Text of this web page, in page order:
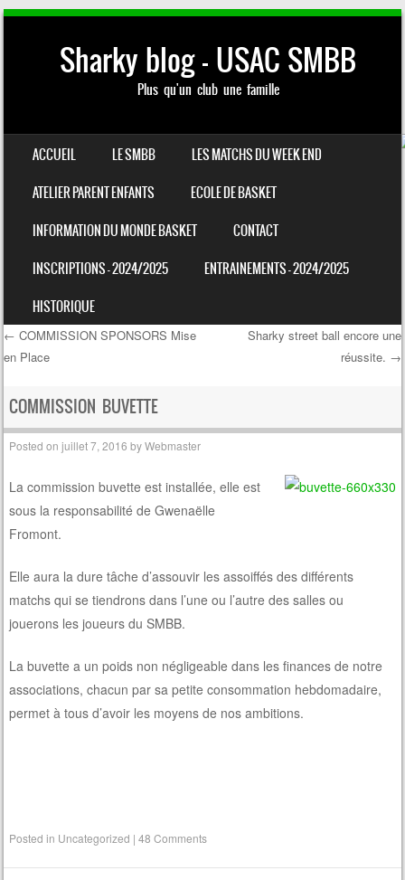
Sharky blog – USAC SMBB
Plus qu'un club une famille
MENU
SKIP TO CONTENT
ACCUEIL LE SMBB
LES MATCHS DU WEEK END
ATELIER PARENT ENFANTS
ECOLE DE BASKET
INFORMATION DU MONDE BASKET
CONTACT
INSCRIPTIONS – 2024/2025
ENTRAINEMENTS – 2024/2025
HISTORIQUE
Post navigation
← COMMISSION SPONSORS Mise
en Place
Sharky street ball encore une
réussite. →
COMMISSION BUVETTE
Posted onjuillet 7, 2016 byWebmaster
La commission buvette est installée, elle est
sous la responsabilité de Gwenaëlle
Fromont.
Elle aura la dure tâche d’assouvir les assoiffés des différents
matchs qui se tiendrons dans l’une ou l’autre des salles ou
jouerons les joueurs du SMBB.
La buvette a un poids non négligeable dans les finances de notre
associations, chacun par sa petite consommation hebdomadaire,
permet à tous d’avoir les moyens de nos ambitions.
Posted in Uncategorized |48 Comments